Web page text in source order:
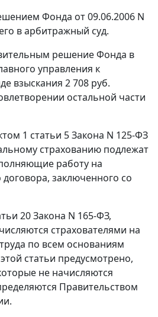
Фонда от 09.06.2006 N
в арбитражный суд.
решение Фонда в
управления к
взыскания 2 708 руб.
остальной части
1 статьи 5Закона N 125-ФЗ
страхованию подлежат
работу на
заключенного со
20Закона N 165-ФЗ,
страхователями на
по всем основаниям
этой статьи предусмотрено,
не начисляются
Правительством